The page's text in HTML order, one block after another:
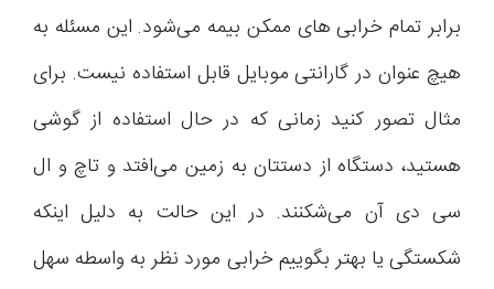
برابر تمام خرابی های ممکن بیمه می‌شود. این مسئله به
هیچ عنوان در گارانتی موبایل قابل استفاده نیست. برای
مثال تصور کنید زمانی که در حال استفاده از گوشی
هستید، دستگاه از دستتان به زمین می‌افتد و تاچ و ال
سی دی آن می‌شکنند. در این حالت به دلیل اینکه
شکستگی یا بهتر بگوییم خرابی مورد نظر به واسطه سهل